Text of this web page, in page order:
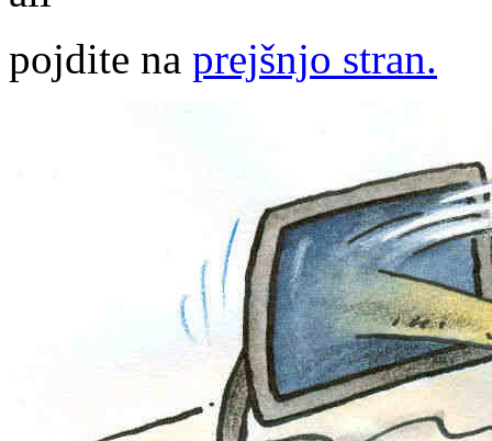
pojdite na prejšnjo stran.